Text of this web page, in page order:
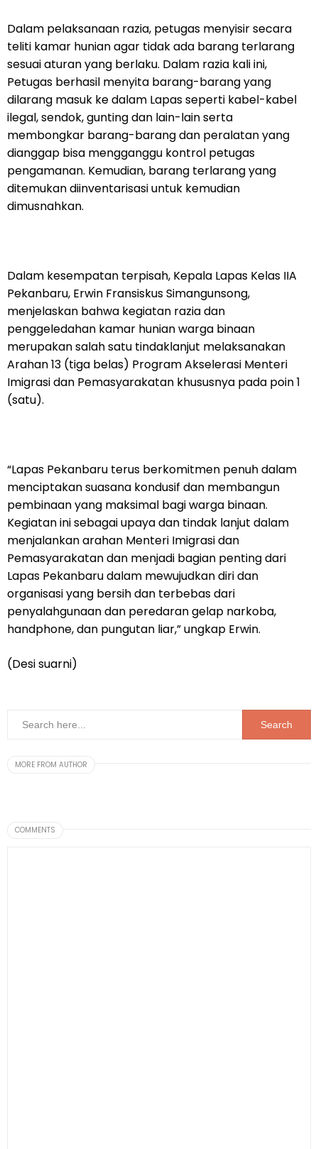
Dalam pelaksanaan razia, petugas menyisir secara
teliti kamar hunian agar tidak ada barang terlarang
sesuai aturan yang berlaku. Dalam razia kali ini,
Petugas berhasil menyita barang-barang yang
dilarang masuk ke dalam Lapas seperti kabel-kabel
ilegal, sendok, gunting dan lain-lain serta
membongkar barang-barang dan peralatan yang
dianggap bisa mengganggu kontrol petugas
pengamanan. Kemudian, barang terlarang yang
ditemukan diinventarisasi untuk kemudian
dimusnahkan.
Dalam kesempatan terpisah, Kepala Lapas Kelas IIA
Pekanbaru, Erwin Fransiskus Simangunsong,
menjelaskan bahwa kegiatan razia dan
penggeledahan kamar hunian warga binaan
merupakan salah satu tindaklanjut melaksanakan
Arahan 13 (tiga belas) Program Akselerasi Menteri
Imigrasi dan Pemasyarakatan khususnya pada poin 1
(satu).
“Lapas Pekanbaru terus berkomitmen penuh dalam
menciptakan suasana kondusif dan membangun
pembinaan yang maksimal bagi warga binaan.
Kegiatan ini sebagai upaya dan tindak lanjut dalam
menjalankan arahan Menteri Imigrasi dan
Pemasyarakatan dan menjadi bagian penting dari
Lapas Pekanbaru dalam mewujudkan diri dan
organisasi yang bersih dan terbebas dari
penyalahgunaan dan peredaran gelap narkoba,
handphone, dan pungutan liar,” ungkap Erwin.
(Desi suarni)
MORE FROM AUTHOR
COMMENTS